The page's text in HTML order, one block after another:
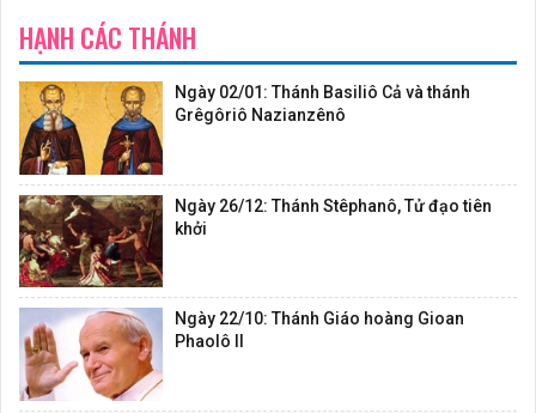
HẠNH CÁC THÁNH
Ngày 02/01: Thánh Basiliô Cả và thánh
Grêgôriô Nazianzênô
Ngày 26/12: Thánh Stêphanô, Tử đạo tiên
khởi
Ngày 22/10: Thánh Giáo hoàng Gioan
Phaolô II